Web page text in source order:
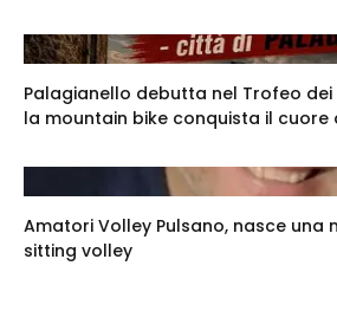
Palagianello debutta nel Trofeo dei
la mountain bike conquista il cuore
Amatori Volley Pulsano, nasce una
sitting volley